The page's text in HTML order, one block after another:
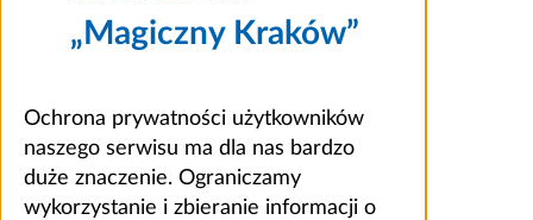
„Magiczny Kraków”
Ochrona prywatności użytkowników
naszego serwisu ma dla nas bardzo
duże znaczenie. Ograniczamy
wykorzystanie i zbieranie informacji o